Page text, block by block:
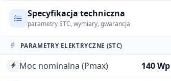
Specyfikacja techniczna
parametry STC, wymiary, gwarancja
PARAMETRY ELEKTRYCZNE (STC)
Moc nominalna (Pmax) 140 Wp